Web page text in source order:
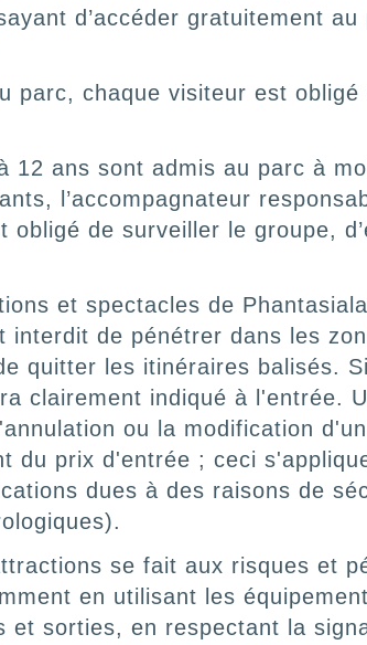
d’accéder gratuitement
parc, chaque visiteur est
12 ans sont admis au parc à
l’accompagnateur
obligé de surveiller le groupe,
et spectacles de
interdit de pénétrer dans les
quitter les itinéraires balisés.
clairement indiqué à l'entrée.
ou la modification
du prix d'entrée ; ceci
dues à des raisons de
se fait aux risques et
en utilisant les
et sorties, en respectant la